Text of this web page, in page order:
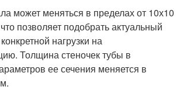
может меняться в пределах от 10х10
позволяет подобрать актуальный
нагрузки на
Толщина стеночек тубы в
ее сечения меняется в